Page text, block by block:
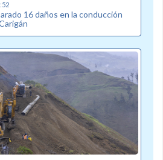
16 daños en la conducción